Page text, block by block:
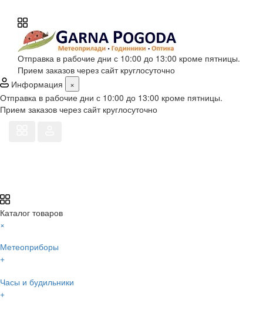
Отправка в рабочие дни с 10:00 до 13:00 кроме пятницы.
Прием заказов через сайт круглосуточно
Информация
×
Отправка в рабочие дни с 10:00 до 13:00 кроме пятницы.
Прием заказов через сайт круглосуточно
Каталог товаров
×
Метеоприборы
+
Часы и будильники
+